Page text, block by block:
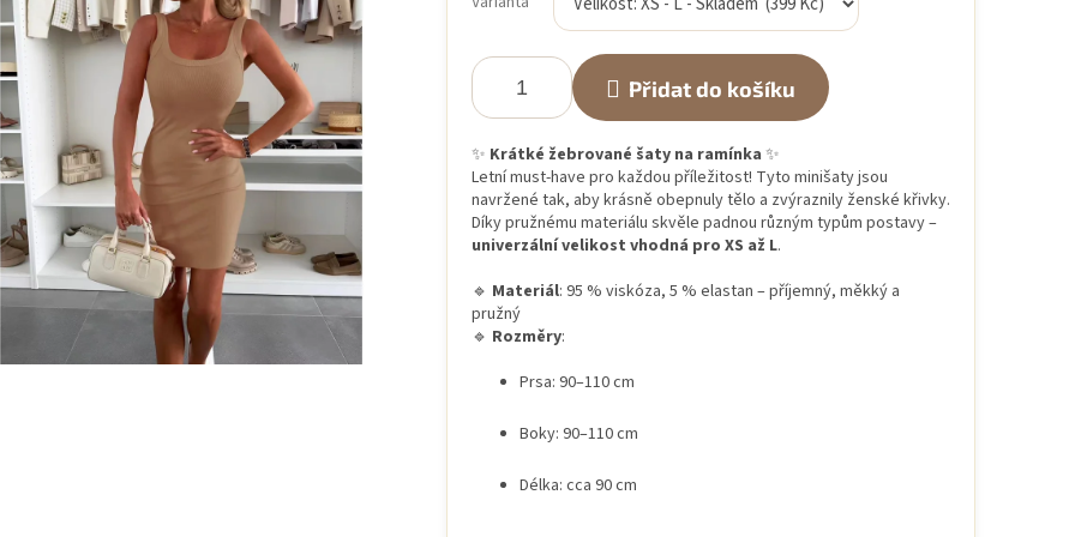
Přidat do košíku
✨ Krátké žebrované šaty na ramínka ✨
Letní must-have pro každou příležitost! Tyto minišaty jsou
navržené tak, aby krásně obepnuly tělo a zvýraznily ženské křivky.
Díky pružnému materiálu skvěle padnou různým typům postavy –
univerzální velikost vhodná pro XS až L.
🔹 Materiál: 95 % viskóza, 5 % elastan – příjemný, měkký a
pružný
🔹 Rozměry:
Prsa: 90–110 cm
Boky: 90–110 cm
Délka: cca 90 cm